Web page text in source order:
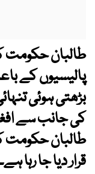
طالبان حکومت
پالیسیوں کے
بڑھتی ہوئی
کی جانب سے
طالبان حکومت
قرار دیا جا رہا